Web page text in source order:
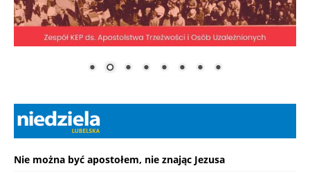
Nie można być apostołem, nie znając Jezusa